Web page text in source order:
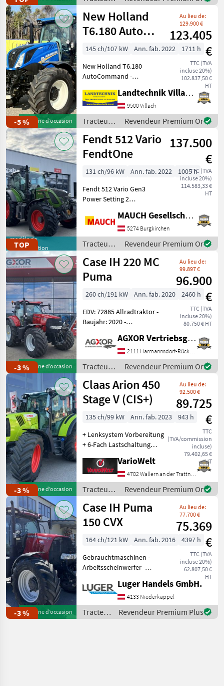
hydraulique avant - Co
/ New
Holland
-5 %Machine d’occasion
New Holland
T6.180 Auto
Command
SideWinder II
(Phase V)
Au lieu de:
129.900 €
123.405
€
TTC (TVA
incluse 20%)
102.837,50 €
HT
145 ch/107 kW Ann. fab. 2022
1711 h
New Holland T6.180
AutoCommand -
cylindres et de la
transmission, avec frein à
poussière moteur,
transmission
AutoCommand à 50 km/h
avec con
Landtechnik Villach GmbH
9500 Villach
Tracteurs
/ New
Holland
Revendeur Premium Or
TOP
modèle de
démonstration
Fendt 512 Vario
FendtOne
137.500
€
TTC (TVA
incluse 20%)
114.583,33 €
HT
131 ch/96 kW Ann. fab. 2022
1005 h
Fendt 512 Vario Gen3
Power Setting 2
avant : position/décharge -
4 distributeurs arrière à
double effet DUDK - Pompe
hydraulique 110 l - Po
MAUCH Gesellschaft m.b.H. & Co.KG
5274 Burgkirchen
Tracteurs
/ Fendt
Revendeur Premium Or
-3 %Machine d’occasion
Case IH 220 MC
Puma
Au lieu de:
99.897 €
96.900
€
TTC (TVA
incluse 20%)
80.750 € HT
260 ch/191 kW Ann. fab. 2020
2460 h
EDV: 72885 Allradtraktor -
Baujahr: 2020 -
- mit 4 elektr.
Hecksteuergeräte - mit 2
elektr. Mittensteuergeräte -
mit Power Be
AGXOR Vertriebsgesellschaft Ost GmbH
2111 Harmannsdorf-Rückersdorf
Tracteurs
/ Case IH
Revendeur Premium Or
-3 %Machine d’occasion
Claas Arion 450
Stage V (CIS+)
Au lieu de:
92.500 €
89.725
€
TTC
(TVA/commission
incluse)
79.402,65 €
HT
135 ch/99 kW Ann. fab. 2023
943 h
+ Lenksystem Vorbereitung
+ 6-Fach Lastschaltung
(tpm): 540/540E/1000, ,
Compresseur:
Turbocompresseur avec
intercooler, Vitesse
maximum en k
VarioWelt
4702 Wallern an der Trattnach
Tracteurs
/ Claas
Revendeur Premium Or
-3 %Machine d’occasion
Case IH Puma
150 CVX
Au lieu de:
77.700 €
75.369
€
TTC (TVA
incluse 20%)
62.807,50 €
HT
164 ch/121 kW Ann. fab. 2016
4397 h
Gebrauchtmaschinen -
Arbeitsscheinwerfer -
Druckluftbremse - EHR -
Fronthydraulik -
Frontzapfwelle - gefederte
Vorderachse - Getriebe:
Luger Handels GmbH.
4133 Niederkappel
Tracteurs
/ Case IH
Revendeur Premium Plus